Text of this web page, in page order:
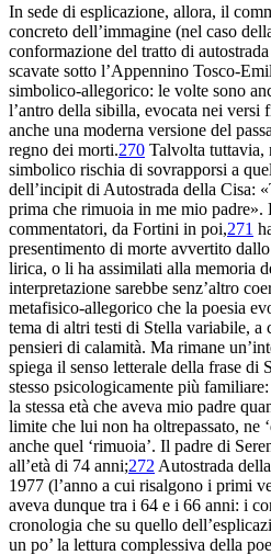
In sede di esplicazione, allora, il
concreto dell’immagine (nel caso
conformazione del tratto di
scavate sotto l’Appennino Tosco-
simbolico-allegorico: le volte sono
l’antro della sibilla, evocata nei versi
anche una moderna versione del
regno dei morti.270 Talvolta tuttavia,
simbolico rischia di sovrapporsi a
dell’incipit di Autostrada della Cisa:
prima che rimuoia in me mio padre».
commentatori, da Fortini in poi,271
presentimento di morte avvertito
lirica, o li ha assimilati alla memoria
interpretazione sarebbe senz’altro
metafisico-allegorico che la poesia
tema di altri testi di Stella variabile, a
pensieri di calamità. Ma rimane
spiega il senso letterale della frase di
stesso psicologicamente più
la stessa età che aveva mio padre
limite che lui non ha oltrepassato, ne
anche quel ‘rimuoia’. Il padre di
all’età di 74 anni;272 Autostrada
1977 (l’anno a cui risalgono i primi
aveva dunque tra i 64 e i 66 anni: i
cronologia che su quello
un po’ la lettura complessiva della